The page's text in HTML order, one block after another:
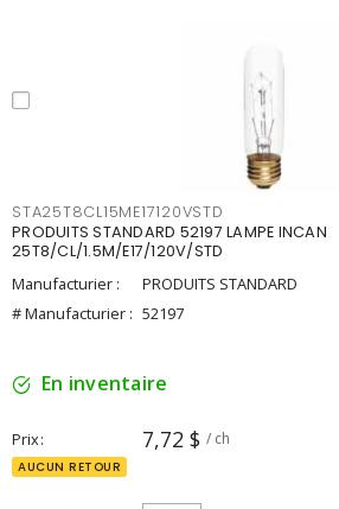
STA25T8CL15ME17120VSTD
PRODUITS STANDARD 52197 LAMPE INCAN
25T8/CL/1.5M/E17/120V/STD
Manufacturier :
PRODUITS STANDARD
# Manufacturier : 52197
En inventaire
Prix 7,72 $ / ch
AUCUN RETOUR